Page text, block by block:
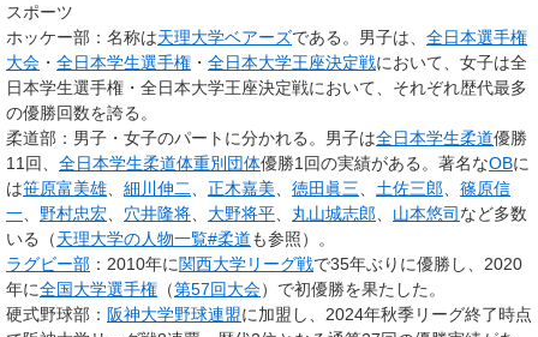
スポーツ
ホッケー部：名称は天理大学ベアーズである。男子は、 全日本選手権
大会 ・ 全日本学生選手権 ・ 全日本大学王座決定戦において、女子は全
日本学生選手権・全日本大学王座決定戦において、それぞれ歴代最多
の優勝回数を誇る。
柔道部：男子・女子のパートに分かれる。男子は全日本学生柔道優勝
11回、 全日本学生柔道体重別団体優勝1回の実績がある。著名なOBに
は笹原富美雄 細川伸二 正木嘉美 徳田眞三 土佐三郎
篠原信
一
野村忠宏 穴井隆将 大野将平 丸山城志郎 山本悠司 など多数
いる（天理大学の人物一覧#柔道も参照）。
ラグビー部 ：2010年に関西大学リーグ戦で35年ぶりに優勝し、2020
年に全国大学選手権 （第57回大会）で初優勝を果たした。
硬式野球部： 阪神大学野球連盟に加盟し、2024年秋季リーグ終了時点